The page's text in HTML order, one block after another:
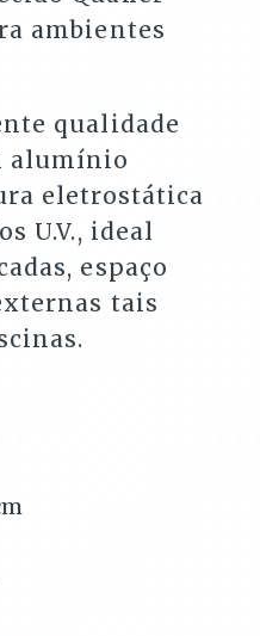
ambientes
qualidade
alumínio
eletrostática
U.V., ideal
espaço
tais